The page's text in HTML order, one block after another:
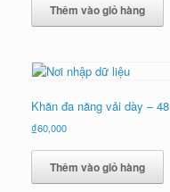
Thêm vào giỏ hàng
Khăn đa năng vải dày – 48
₫60,000
Thêm vào giỏ hàng